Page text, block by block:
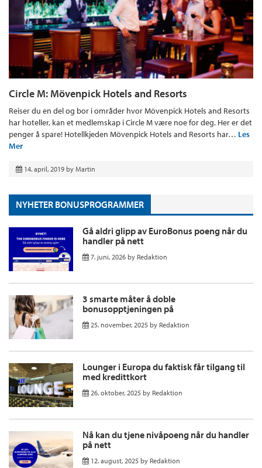
Circle M: Mövenpick Hotels and Resorts
Reiser du en del og bor i områder hvor Mövenpick Hotels and Resorts
har hoteller, kan et medlemskap i Circle M være noe for deg. Her er det
penger å spare! Hotellkjeden Mövenpick Hotels and Resorts har… Les
Mer
14. april, 2019 by Martin
NYHETER BONUSPROGRAMMER
Gå aldri glipp av EuroBonus poeng når du
handler på nett
7. juni, 2026 by Redaktion
3 smarte måter å doble
bonusopptjeningen på
25. november, 2025 by Redaktion
Lounger i Europa du faktisk får tilgang til
med kredittkort
26. oktober, 2025 by Redaktion
Nå kan du tjene nivåpoeng når du handler
på nett
12. august, 2025 by Redaktion